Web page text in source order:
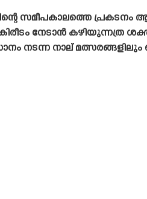
സമീപകാലത്തെ
നേടാൻ കഴിയുന്നത്ര
നാല് മത്സരങ്ങളിലും